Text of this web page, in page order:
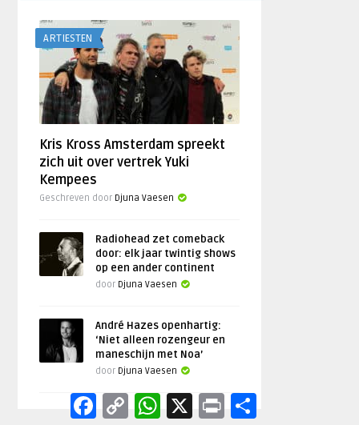
ARTIESTEN
Kris Kross Amsterdam spreekt
zich uit over vertrek Yuki
Kempees
Geschreven door Djuna Vaesen
Radiohead zet comeback
door: elk jaar twintig shows
op een ander continent
door Djuna Vaesen
André Hazes openhartig:
‘Niet alleen rozengeur en
maneschijn met Noa’
door Djuna Vaesen
FacebookCopy
Link
WhatsApp Print